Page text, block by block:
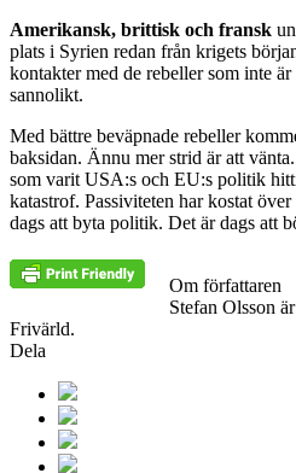
Amerikansk, brittisk och fransk
plats i Syrien redan från krigets
kontakter med de rebeller som inte
sannolikt.
Med bättre beväpnade rebeller
baksidan. Ännu mer strid är att
som varit USA:s och EU:s politik
katastrof. Passiviteten har kostat
dags att byta politik. Det är dags att
Om författaren
Stefan Olsson
Frivärld.
Dela